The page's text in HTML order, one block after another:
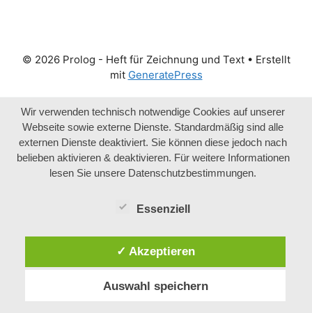
© 2026 Prolog - Heft für Zeichnung und Text• Erstellt
mit GeneratePress
Wir verwenden technisch notwendige Cookies auf unserer
Webseite sowie externe Dienste. Standardmäßig sind alle
externen Dienste deaktiviert. Sie können diese jedoch nach
belieben aktivieren & deaktivieren. Für weitere Informationen
lesen Sie unsere Datenschutzbestimmungen.
Essenziell
✓ Akzeptieren
Auswahl speichern